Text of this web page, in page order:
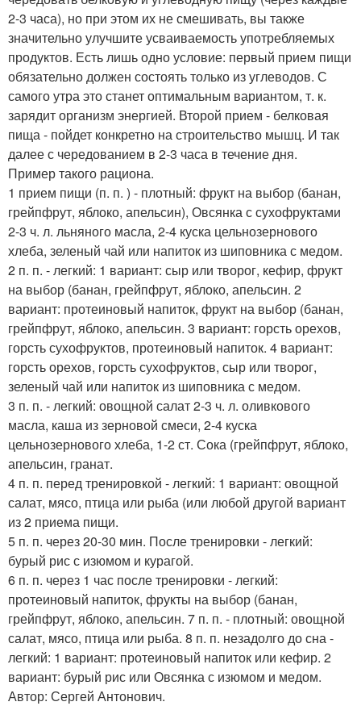
2-3 часа), но при этом их не смешивать, вы также
значительно улучшите усваиваемость употребляемых
продуктов. Есть лишь одно условие: первый прием пищи
обязательно должен состоять только из углеводов. С
самого утра это станет оптимальным вариантом, т. к.
зарядит организм энергией. Второй прием - белковая
пища - пойдет конкретно на строительство мышц. И так
далее с чередованием в 2-3 часа в течение дня.
Пример такого рациона.
1 прием пищи (п. п. ) - плотный: фрукт на выбор (банан,
грейпфрут, яблоко, апельсин), Овсянка с сухофруктами
2-3 ч. л. льняного масла, 2-4 куска цельнозернового
хлеба, зеленый чай или напиток из шиповника с медом.
2 п. п. - легкий: 1 вариант: сыр или творог, кефир, фрукт
на выбор (банан, грейпфрут, яблоко, апельсин. 2
вариант: протеиновый напиток, фрукт на выбор (банан,
грейпфрут, яблоко, апельсин. 3 вариант: горсть орехов,
горсть сухофруктов, протеиновый напиток. 4 вариант:
горсть орехов, горсть сухофруктов, сыр или творог,
зеленый чай или напиток из шиповника с медом.
3 п. п. - легкий: овощной салат 2-3 ч. л. оливкового
масла, каша из зерновой смеси, 2-4 куска
цельнозернового хлеба, 1-2 ст. Сока (грейпфрут, яблоко,
апельсин, гранат.
4 п. п. перед тренировкой - легкий: 1 вариант: овощной
салат, мясо, птица или рыба (или любой другой вариант
из 2 приема пищи.
5 п. п. через 20-30 мин. После тренировки - легкий:
бурый рис с изюмом и курагой.
6 п. п. через 1 час после тренировки - легкий:
протеиновый напиток, фрукты на выбор (банан,
грейпфрут, яблоко, апельсин. 7 п. п. - плотный: овощной
салат, мясо, птица или рыба. 8 п. п. незадолго до сна -
легкий: 1 вариант: протеиновый напиток или кефир. 2
вариант: бурый рис или Овсянка с изюмом и медом.
Автор: Сергей Антонович.